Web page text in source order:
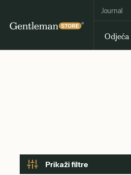
Journal
Odjeća
Prikaži filtre